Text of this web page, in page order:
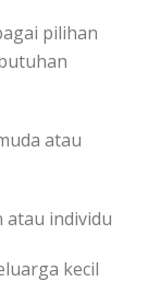
pilihan
atau
atau individu
kecil